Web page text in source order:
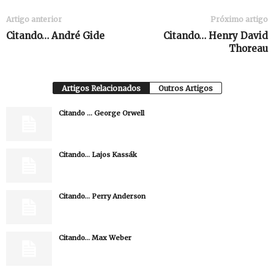
Artigo anterior
Citando… André Gide
Próximo artigo
Citando… Henry David
Thoreau
Artigos Relacionados Outros Artigos
Citando … George Orwell
Citando… Lajos Kassák
Citando… Perry Anderson
Citando… Max Weber